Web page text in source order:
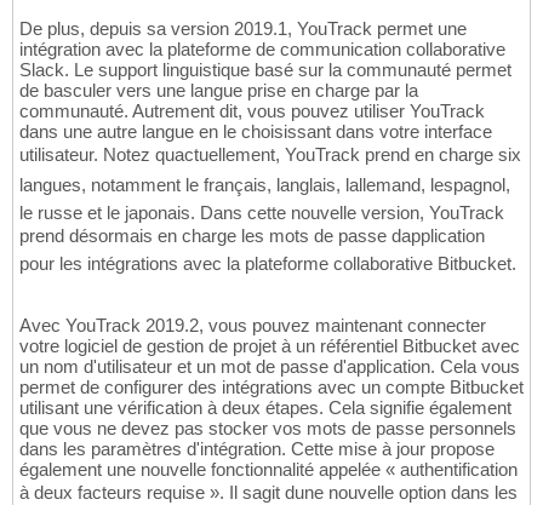
De plus, depuis sa version 2019.1, YouTrack permet une
intégration avec la plateforme de communication collaborative
Slack. Le support linguistique basé sur la communauté permet
de basculer vers une langue prise en charge par la
communauté. Autrement dit, vous pouvez utiliser YouTrack
dans une autre langue en le choisissant dans votre interface
utilisateur. Notez quactuellement, YouTrack prend en charge six
langues, notamment le français, langlais, lallemand, lespagnol,
le russe et le japonais. Dans cette nouvelle version, YouTrack
prend désormais en charge les mots de passe dapplication
pour les intégrations avec la plateforme collaborative Bitbucket.
Avec YouTrack 2019.2, vous pouvez maintenant connecter
votre logiciel de gestion de projet à un référentiel Bitbucket avec
un nom d'utilisateur et un mot de passe d'application. Cela vous
permet de configurer des intégrations avec un compte Bitbucket
utilisant une vérification à deux étapes. Cela signifie également
que vous ne devez pas stocker vos mots de passe personnels
dans les paramètres d'intégration. Cette mise à jour propose
également une nouvelle fonctionnalité appelée « authentification
à deux facteurs requise ». Il sagit dune nouvelle option dans les